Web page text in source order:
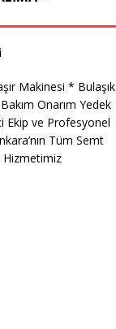
Makinesi * Bulaşık
Onarım Yedek
Ekip ve Profesyonel
Tüm Semt
Hizmetimiz